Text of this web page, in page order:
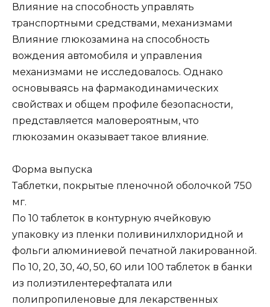
Влияние на способность управлять
транспортными средствами, механизмами
Влияние глюкозамина на способность
вождения автомобиля и управления
механизмами не исследовалось. Однако
основываясь на фармакодинамических
свойствах и общем профиле безопасности,
представляется маловероятным, что
глюкозамин оказывает такое влияние.
Форма выпуска
Таблетки, покрытые пленочной оболочкой 750
мг.
По 10 таблеток в контурную ячейковую
упаковку из пленки поливинилхлоридной и
фольги алюминиевой печатной лакированной.
По 10, 20, 30, 40, 50, 60 или 100 таблеток в банки
из полиэтилентерефталата или
полипропиленовые для лекарственных